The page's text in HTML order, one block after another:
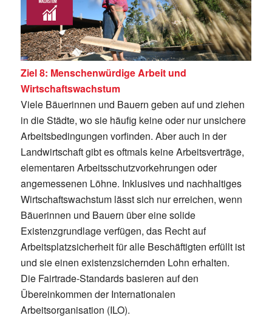
Ziel 8: Menschenwürdige Arbeit und
Wirtschaftswachstum
Viele Bäuerinnen und Bauern geben auf und ziehen
in die Städte, wo sie häufig keine oder nur unsichere
Arbeitsbedingungen vorfinden. Aber auch in der
Landwirtschaft gibt es oftmals keine Arbeitsverträge,
elementaren Arbeitsschutzvorkehrungen oder
angemessenen Löhne. Inklusives und nachhaltiges
Wirtschaftswachstum lässt sich nur erreichen, wenn
Bäuerinnen und Bauern über eine solide
Existenzgrundlage verfügen, das Recht auf
Arbeitsplatzsicherheit für alle Beschäftigten erfüllt ist
und sie einen existenzsichernden Lohn erhalten.
Die Fairtrade-Standards basieren auf den
Übereinkommen der Internationalen
Arbeitsorganisation (ILO).